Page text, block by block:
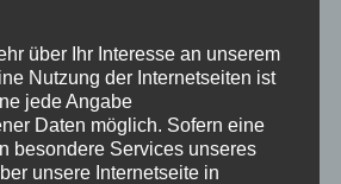
jede
85,- EUR
50,- EUR
über Ihr Interesse an unserem
Nutzung der Internetseiten ist
jede Angabe
Daten möglich. Sofern eine
besondere Services unseres
unsere Internetseite in